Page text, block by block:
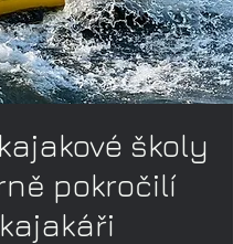
školy
pokročilí
kajakáři